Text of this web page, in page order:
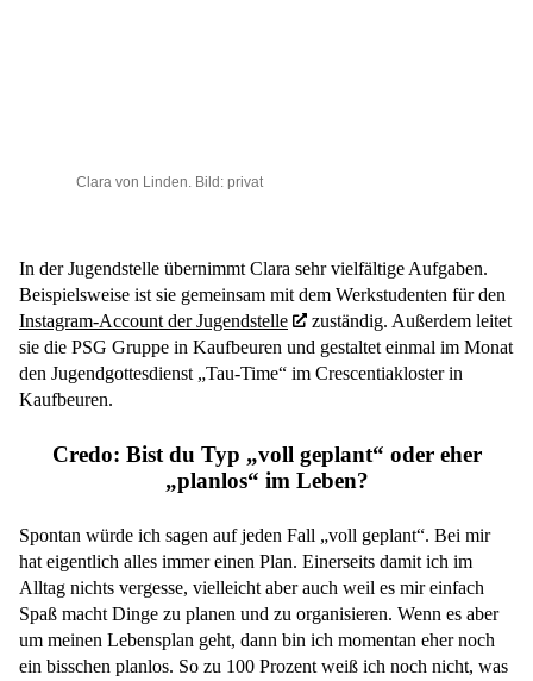
Clara von Linden. Bild: privat
In der Jugendstelle übernimmt Clara sehr vielfältige Aufgaben.
Beispielsweise ist sie gemeinsam mit dem Werkstudenten für den
Instagram-Account der Jugendstelle
zuständig. Außerdem leitet
sie die PSG Gruppe in Kaufbeuren und gestaltet einmal im Monat
den Jugendgottesdienst „Tau-Time“ im Crescentiakloster in
Kaufbeuren.
Credo: Bist du Typ „voll geplant“ oder eher
„planlos“ im Leben?
Spontan würde ich sagen auf jeden Fall „voll geplant“. Bei mir
hat eigentlich alles immer einen Plan. Einerseits damit ich im
Alltag nichts vergesse, vielleicht aber auch weil es mir einfach
Spaß macht Dinge zu planen und zu organisieren. Wenn es aber
um meinen Lebensplan geht, dann bin ich momentan eher noch
ein bisschen planlos. So zu 100 Prozent weiß ich noch nicht, was